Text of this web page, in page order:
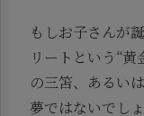
もしお子さんが
リートという“
の三笘、あるい
夢ではないでしょ